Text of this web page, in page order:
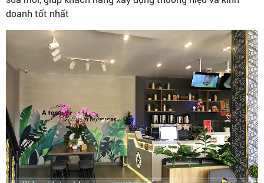
doanh tốt nhất